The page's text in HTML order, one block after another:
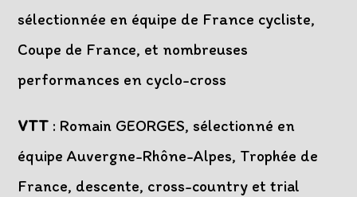
sélectionnée en équipe de France cycliste,
Coupe de France, et nombreuses
performances en cyclo-cross
VTT : Romain GEORGES, sélectionné en
équipe Auvergne-Rhône-Alpes, Trophée de
France, descente, cross-country et trial